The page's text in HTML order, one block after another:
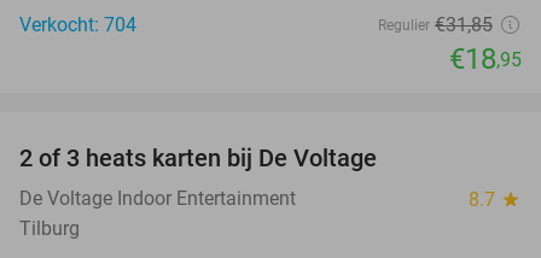
Verkocht: 704
Regulier €31,85
€18,95
2 of 3 heats karten bij De Voltage
De Voltage Indoor Entertainment 8.7 star
Tilburg